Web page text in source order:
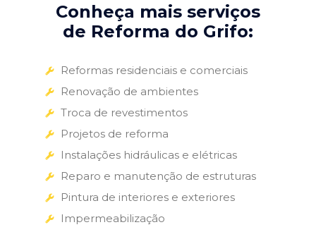
Conheça mais serviços
de Reforma do Grifo:
Reformas residenciais e comerciais
Renovação de ambientes
Troca de revestimentos
Projetos de reforma
Instalações hidráulicas e elétricas
Reparo e manutenção de estruturas
Pintura de interiores e exteriores
Impermeabilização